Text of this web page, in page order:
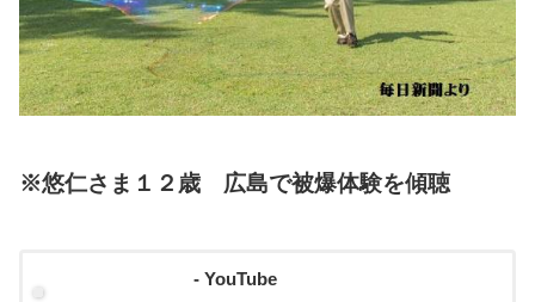
※悠仁さま１２歳 広島で被爆体験を傾聴
- YouTube